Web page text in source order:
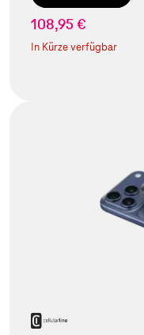
108,95 €
In Kürze verfügbar